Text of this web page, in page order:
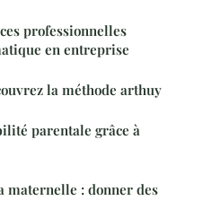
professionnelles
en entreprise
la méthode arthuy
parentale grâce à
maternelle : donner des